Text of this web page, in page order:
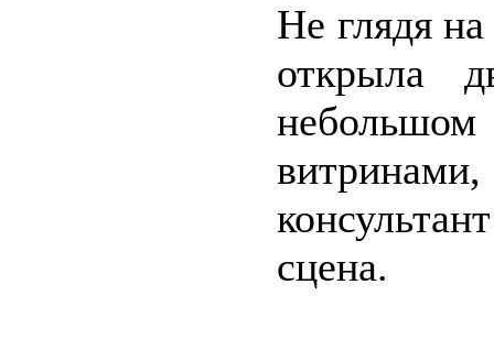
Не глядя
открыла
сцена.